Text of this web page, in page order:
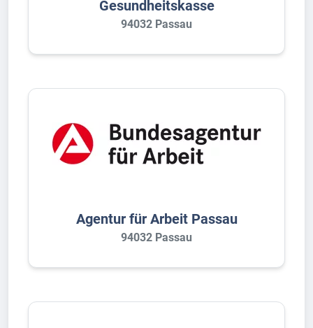
Gesundheitskasse
94032 Passau
Agentur für Arbeit Passau
94032 Passau